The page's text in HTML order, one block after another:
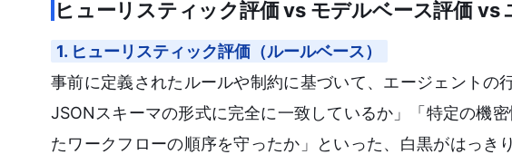
ヒューリスティック評価 vs モデルベース評価 vs
1. ヒューリスティック評価（ルールベース）
事前に定義されたルールや制約に基づいて、エージェントの
JSONスキーマの形式に完全に一致しているか」「特定の機
たワークフローの順序を守ったか」といった、白黒がはっ